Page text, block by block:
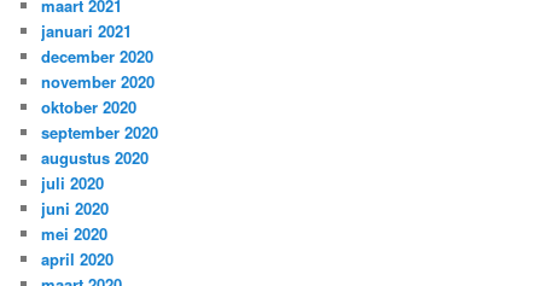
maart 2021
januari 2021
december 2020
november 2020
oktober 2020
september 2020
augustus 2020
juli 2020
juni 2020
mei 2020
april 2020